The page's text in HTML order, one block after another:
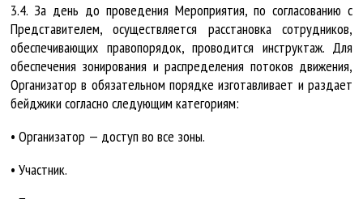
3.4. За день до про­ве­де­ния Ме­роп­ри­я­тия, по со­гла­со­ва­нию с
Пред­ста­ви­те­лем, осу­щест­вля­ет­ся рас­ста­нов­ка со­труд­ни­ков,
обес­пе­чи­ва­ю­щих пра­во­по­ря­док, про­во­дит­ся ин­струк­таж. Для
обес­пе­че­ния зо­ни­ро­ва­ния и рас­пре­де­ле­ния по­то­ков дви­же­ния,
Ор­га­ни­за­тор в обя­за­тель­ном по­ряд­ке из­го­тав­ли­ва­ет и раз­да­ет
бейд­жи­ки со­глас­но сле­ду­ю­щим ка­те­го­ри­ям:
• Ор­га­ни­за­тор — до­ступ во все зо­ны.
• Участник.